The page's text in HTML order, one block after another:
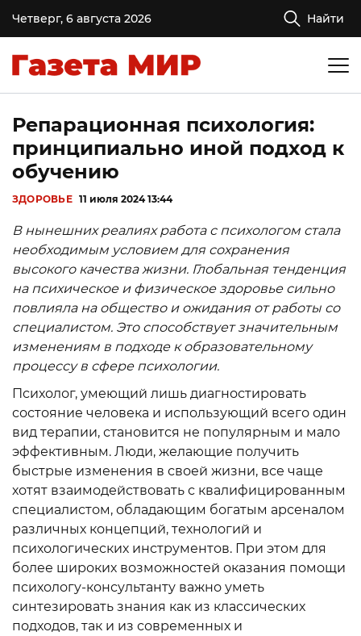
Четверг, 6 августа 2026 Найти
Репарационная психология:
принципиально иной подход к
обучению
ЗДОРОВЬЕ 11 июля 2024 13:44
В нынешних реалиях работа с психологом стала
необходимым условием для сохранения
высокого качества жизни. Глобальная тенденция
на психическое и физическое здоровье сильно
повлияла на общество и ожидания от работы со
специалистом. Это способствует значительным
изменениям в подходе к образовательному
процессу в сфере психологии.
Психолог, умеющий лишь диагностировать
состояние человека и использующий всего один
вид терапии, становится не популярным и мало
эффективным. Люди, желающие получить
быстрые изменения в своей жизни, все чаще
хотят взаимодействовать с квалифицированным
специалистом, обладающим богатым арсеналом
различных концепций, технологий и
психологических инструментов. При этом для
более широких возможностей оказания помощи
психологу-консультанту важно уметь
синтезировать знания как из классических
подходов, так и из современных и